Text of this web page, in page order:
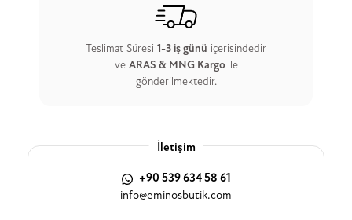
Teslimat Süresi 1-3 iş günü içerisindedir
ve ARAS & MNG Kargo ile
gönderilmektedir.
İletişim
+90 539 634 58 61
info@eminosbutik.com